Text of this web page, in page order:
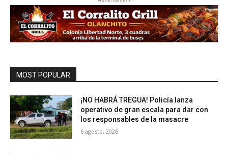
MOST POPULAR
¡NO HABRÁ TREGUA! Policía lanza
operativo de gran escala para dar con
los responsables de la masacre
6 agosto, 2026